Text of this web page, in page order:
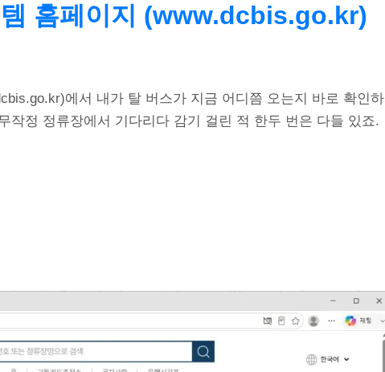
홈페이지 (www.dcbis.go.kr)
에서 내가 탈 버스가 지금 어디쯤 오는지 바로 확인하
작정 정류장에서 기다리다 감기 걸린 적 한두 번은 다들 있죠.